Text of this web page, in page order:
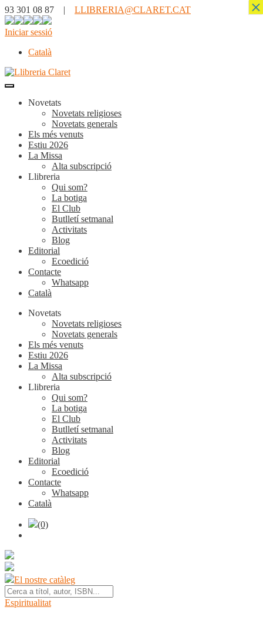
93 301 08 87 | LLIBRERIA@CLARET.CAT
Iniciar sessió
Català
Novetats
Novetats religioses
Novetats generals
Els més venuts
Estiu 2026
La Missa
Alta subscripció
Llibreria
Qui som?
La botiga
El Club
Butlletí setmanal
Activitats
Blog
Editorial
Ecoedició
Contacte
Whatsapp
Català
Novetats
Novetats religioses
Novetats generals
Els més venuts
Estiu 2026
La Missa
Alta subscripció
Llibreria
Qui som?
La botiga
El Club
Butlletí setmanal
Activitats
Blog
Editorial
Ecoedició
Contacte
Whatsapp
Català
(0)
El nostre catàleg
Espiritualitat
×